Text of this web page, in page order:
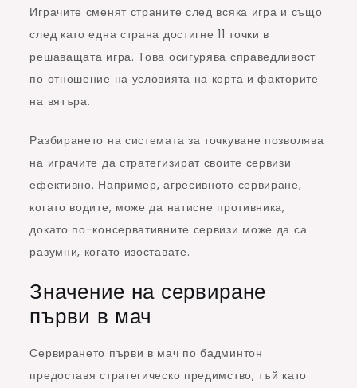
Играчите сменят страните след всяка игра и също
след като една страна достигне 11 точки в
решаващата игра. Това осигурява справедливост
по отношение на условията на корта и факторите
на вятъра.
Разбирането на системата за точкуване позволява
на играчите да стратегизират своите сервизи
ефективно. Например, агресивното сервиране,
когато водите, може да натисне противника,
докато по-консервативните сервизи може да са
разумни, когато изоставате.
Значение на сервиране
първи в мач
Сервирането първи в мач по бадминтон
предоставя стратегическо предимство, тъй като